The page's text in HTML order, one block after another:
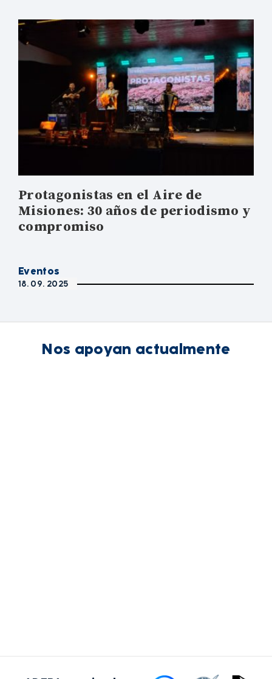
Protagonistas en el Aire de
Misiones: 30 años de periodismo y
compromiso
Eventos
18. 09. 2025
Nos apoyan actualmente